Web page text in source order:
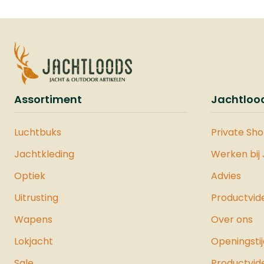
Assortiment
Luchtbuks
Jachtkleding
Optiek
Uitrusting
Wapens
Lokjacht
Private
Werken
Advies
Over ons